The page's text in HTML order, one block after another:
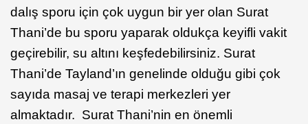
dalış sporu için çok uygun bir yer olan Surat
Thani’de bu sporu yaparak oldukça keyifli vakit
geçirebilir, su altını keşfedebilirsiniz. Surat
Thani’de Tayland’ın genelinde olduğu gibi çok
sayıda masaj ve terapi merkezleri yer
almaktadır. Surat Thani’nin en önemli